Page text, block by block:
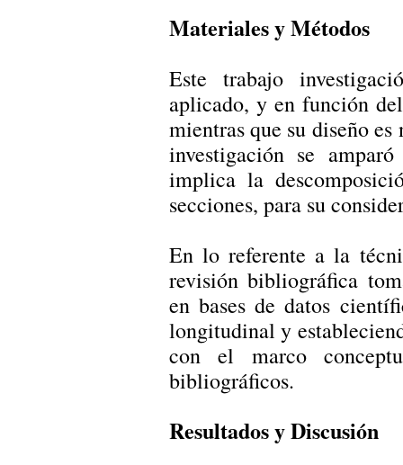
Materiales y Métodos
Este trabajo
aplicado, y en función
mientras que su diseño
investigación se
implica la
secciones, para su
En lo referente a la
revisión bibliográfica
en bases de datos
longitudinal y
con el marco
bibliográficos.
Resultados y Discusión